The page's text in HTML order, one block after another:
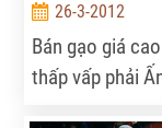
26-3-2012
Bán gạo giá
thấp vấp phải